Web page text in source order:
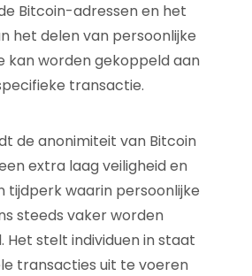
Bitcoin-adressen en het
het delen van persoonlijke
kan worden gekoppeld aan
transactie.
de anonimiteit van Bitcoin
extra laag veiligheid en
tijdperk waarin persoonlijke
steeds vaker worden
Het stelt individuen in staat
transacties uit te voeren